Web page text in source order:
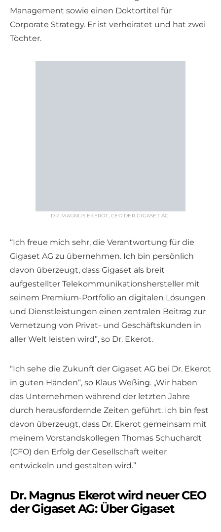
Management sowie einen Doktortitel für
Corporate Strategy. Er ist verheiratet und hat zwei
Töchter.
DR. MAGNUS EKEROT, CEO DER GIGASET AG.
“Ich freue mich sehr, die Verantwortung für die
Gigaset AG zu übernehmen. Ich bin persönlich
davon überzeugt, dass Gigaset als breit
aufgestellter Telekommunikationshersteller mit
seinem Premium-Portfolio an digitalen Lösungen
und Dienstleistungen einen zentralen Beitrag zur
Vernetzung von Privat- und Geschäftskunden in
aller Welt leisten wird”, so Dr. Ekerot.
“Ich sehe die Zukunft der Gigaset AG bei Dr. Ekerot
in guten Händen“, so Klaus Weßing. „Wir haben
das Unternehmen während der letzten Jahre
durch herausfordernde Zeiten geführt. Ich bin fest
davon überzeugt, dass Dr. Ekerot gemeinsam mit
meinem Vorstandskollegen Thomas Schuchardt
(CFO) den Erfolg der Gesellschaft weiter
entwickeln und gestalten wird.”
Dr. Magnus Ekerot wird neuer CEO
der Gigaset AG: Über Gigaset